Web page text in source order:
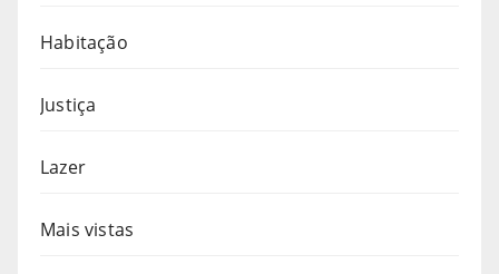
Habitação
Justiça
Lazer
Mais vistas